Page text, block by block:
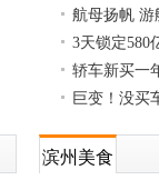
航母扬帆
3天锁定580
轿车新买一
巨变！没买
滨州美食